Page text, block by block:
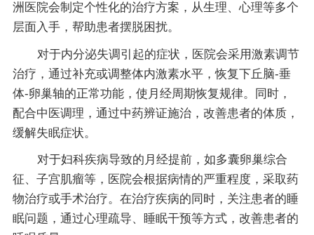
洲医院会制定个性化的治疗方案，从生理、心理等多个
层面入手，帮助患者摆脱困扰。
对于内分泌失调引起的症状，医院会采用激素调节
治疗，通过补充或调整体内激素水平，恢复下丘脑-垂
体-卵巢轴的正常功能，使月经周期恢复规律。同时，
配合中医调理，通过中药辨证施治，改善患者的体质，
缓解失眠症状。
对于妇科疾病导致的月经提前，如多囊卵巢综合
征、子宫肌瘤等，医院会根据病情的严重程度，采取药
物治疗或手术治疗。在治疗疾病的同时，关注患者的睡
眠问题，通过心理疏导、睡眠干预等方式，改善患者的